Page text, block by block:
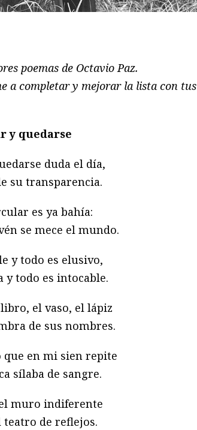
poemas de Octavio Paz.
a completar y mejorar la lista con tus
y quedarse
duda el día,
su transparencia.
es ya bahía:
se mece el mundo.
y todo es elusivo,
y todo es intocable.
el vaso, el lápiz
de sus nombres.
en mi sien repite
sílaba de sangre.
muro indiferente
teatro de reflejos.